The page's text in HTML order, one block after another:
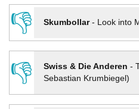
👎
Skumbollar- Look into
👎
Swiss & Die Anderen -
Sebastian Krumbiegel)